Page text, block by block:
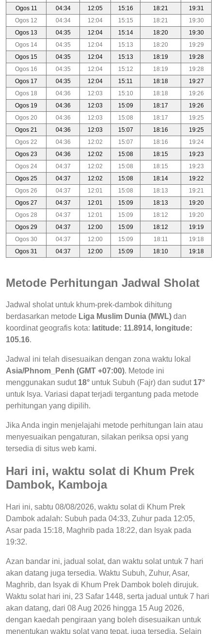
Ogos 11
04:34 12:05 15:16 18:21
19:31
Ogos 12
04:34 12:04 15:15 18:21
19:30
Ogos 13
04:35 12:04 15:14 18:20
19:30
Ogos 14
04:35 12:04 15:13 18:20
19:29
Ogos 15
04:35 12:04 15:13 18:19
19:28
Ogos 16
04:35 12:04 15:12 18:19
19:28
Ogos 17
04:35 12:04 15:11 18:18
19:27
Ogos 18
04:36 12:03 15:10 18:18
19:26
Ogos 19
04:36 12:03 15:09 18:17
19:26
Ogos 20
04:36 12:03 15:08 18:17
19:25
Ogos 21
04:36 12:03 15:07 18:16
19:25
Ogos 22
04:36 12:02 15:07 18:16
19:24
Ogos 23
04:36 12:02 15:08 18:15
19:23
Ogos 24
04:37 12:02 15:08 18:15
19:23
Ogos 25
04:37 12:02 15:08 18:14
19:22
Ogos 26
04:37 12:01 15:08 18:13
19:21
Ogos 27
04:37 12:01 15:09 18:13
19:20
Ogos 28
04:37 12:01 15:09 18:12
19:20
Ogos 29
04:37 12:00 15:09 18:12
19:19
Ogos 30
04:37 12:00 15:09 18:11
19:18
Ogos 31
04:37 12:00 15:09 18:10 19:18
Metode Perhitungan Jadwal Sholat
Jadwal sholat untuk khum-prek-dambok dihitung
berdasarkan metode Liga Muslim Dunia (MWL) dan
koordinat geografis kota: latitude: 11.8914, longitude:
105.16.
Jadwal ini telah disesuaikan dengan zona waktu lokal
Asia/Phnom_Penh (GMT +07:00). Metode ini
menggunakan sudut 18° untuk Subuh (Fajr) dan sudut 17°
untuk Isya. Variasi dapat terjadi tergantung pada metode
perhitungan yang dipilih.
Jika Anda ingin menjelajahi metode perhitungan lain atau
menyesuaikan pengaturan, silakan periksa opsi yang
tersedia di situs web kami.
Hari ini, waktu solat di Khum Prek
Dambok, Kamboja
Hari ini, sabtu 08/08/2026, waktu solat di Khum Prek
Dambok adalah: Subuh pada 04:33, Zuhur pada 12:05,
Asar pada 15:18, Maghrib pada 18:22, dan Isyak pada
19:32.
Azan bandar ini, jadual solat, dan waktu solat untuk 7 hari
akan datang juga tersedia. Waktu Subuh, Zuhur, Asar,
Maghrib, dan Isyak di Khum Prek Dambok boleh dirujuk.
Waktu solat hari ini, 23 Safar 1448, serta jadual untuk 7 hari
akan datang, dari 08 Aug 2026 hingga 15 Aug 2026,
dengan kaedah pengiraan yang boleh disesuaikan untuk
menentukan waktu solat yang tepat, juga tersedia. Selain